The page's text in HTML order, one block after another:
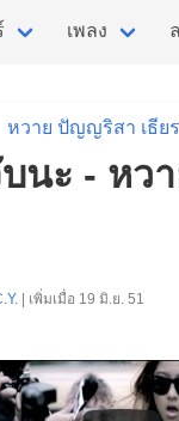
เพลง
หวาย ปัญญริสา เธีย
บนะ - ห
| เพิ่มเมื่อ 19 มิ.ย. 51